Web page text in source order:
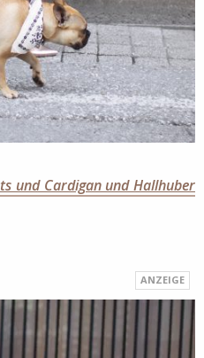
und Cardigan und Hallhuber